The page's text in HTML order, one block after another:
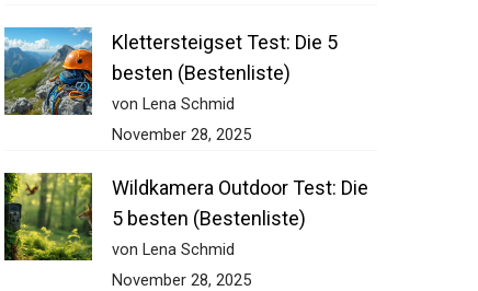
Klettersteigset Test: Die 5
besten (Bestenliste)
von Lena Schmid
November 28, 2025
Wildkamera Outdoor Test: Die
5 besten (Bestenliste)
von Lena Schmid
November 28, 2025